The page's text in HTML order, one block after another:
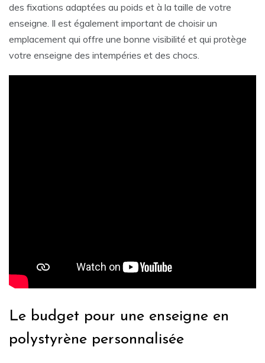
des fixations adaptées au poids et à la taille de votre
enseigne. Il est également important de choisir un
emplacement qui offre une bonne visibilité et qui protège
votre enseigne des intempéries et des chocs.
Le budget pour une enseigne en
polystyrène personnalisée